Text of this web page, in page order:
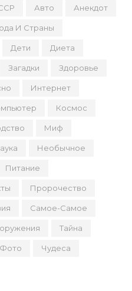
Авто Анекдот
И Страны
Дети Диета
Загадки Здоровье
Интернет
Космос
Миф
Необычное
Питание
Пророчество
Самое-Самое
Тайна
Фото Чудеса